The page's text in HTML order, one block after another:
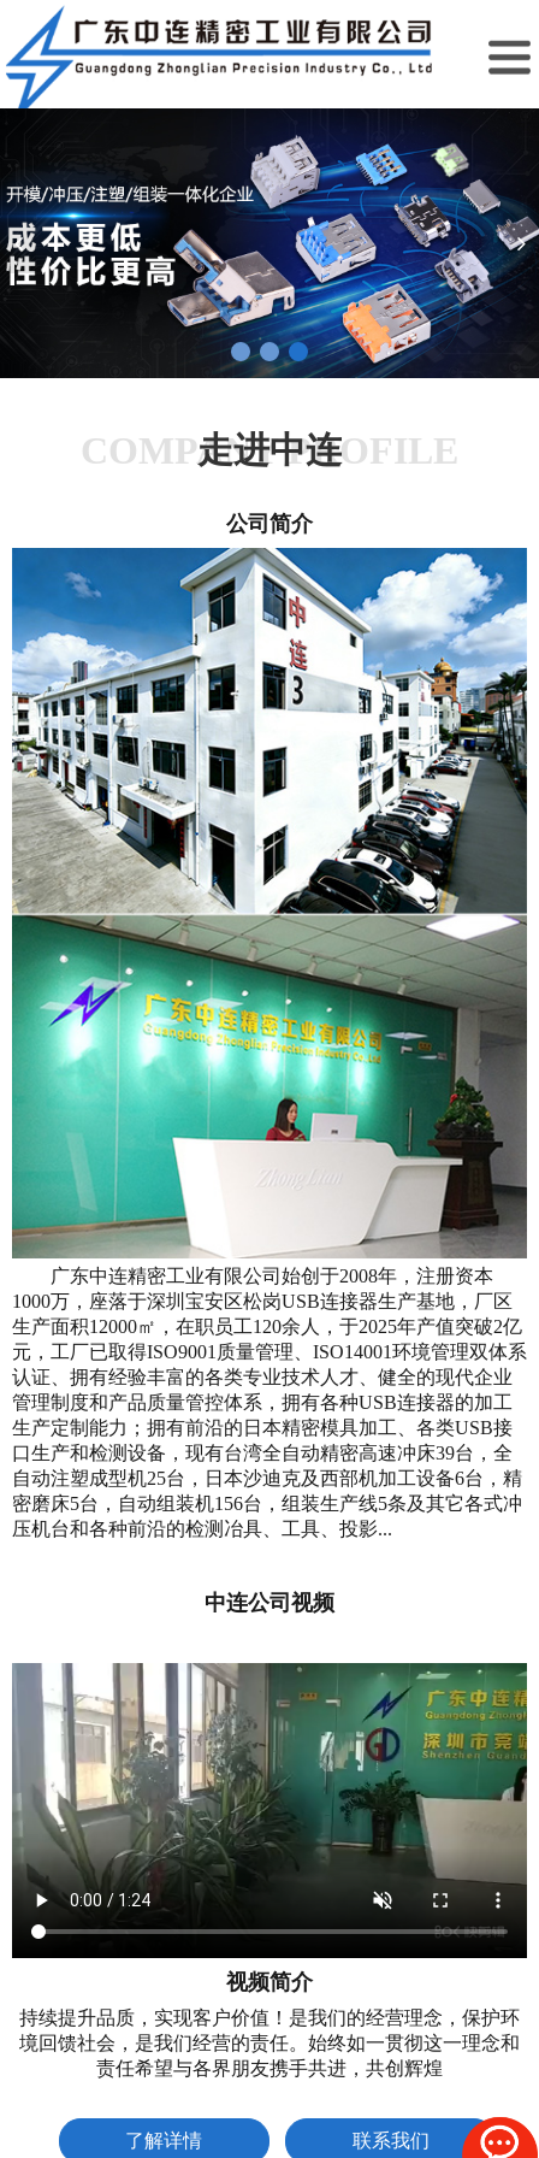
COMPANY PROFILE
走进中连
公司简介
广东中连精密工业有限公司始创于2008年，注册资本
1000万，座落于深圳宝安区松岗USB连接器生产基地，厂区
生产面积12000㎡，在职员工120余人，于2025年产值突破2亿
元，工厂已取得ISO9001质量管理、ISO14001环境管理双体系
认证、拥有经验丰富的各类专业技术人才、健全的现代企业
管理制度和产品质量管控体系，拥有各种USB连接器的加工
生产定制能力；拥有前沿的日本精密模具加工、各类USB接
口生产和检测设备，现有台湾全自动精密高速冲床39台，全
自动注塑成型机25台，日本沙迪克及西部机加工设备6台，精
密磨床5台，自动组装机156台，组装生产线5条及其它各式冲
压机台和各种前沿的检测冶具、工具、投影...
中连公司视频
视频简介
持续提升品质，实现客户价值！是我们的经营理念，保护环
境回馈社会，是我们经营的责任。始终如一贯彻这一理念和
责任希望与各界朋友携手共进，共创辉煌
了解详情 联系我们